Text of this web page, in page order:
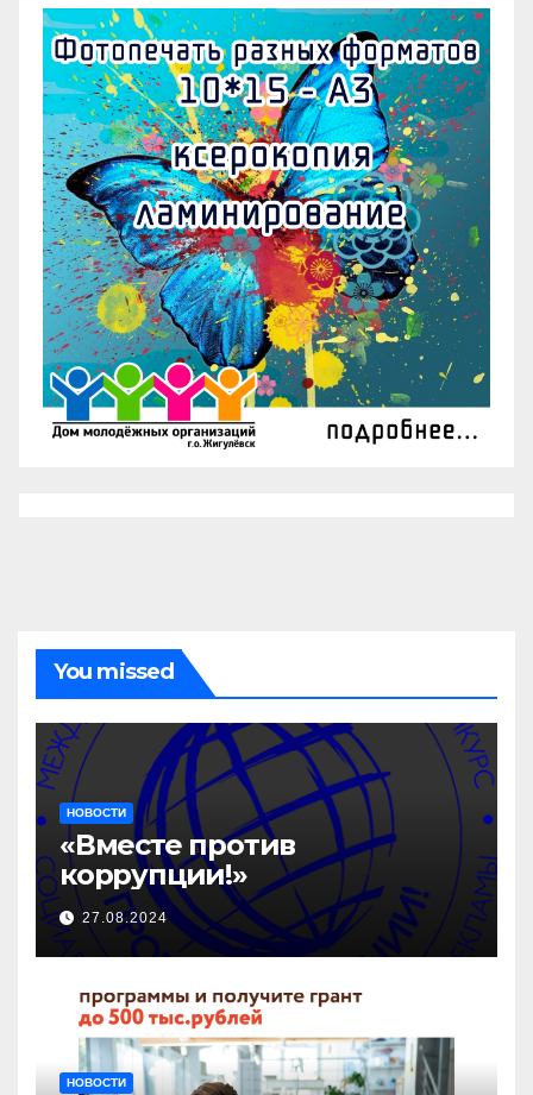
You missed
НОВОСТИ
«Вместе против
коррупции!»
27.08.2024
НОВОСТИ